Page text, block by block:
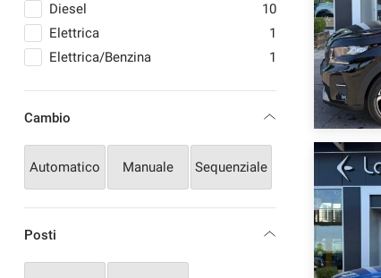
Diesel
10
Elettrica
1
Elettrica/Benzina
1
Cambio
Automatico Manuale Sequenziale
Posti